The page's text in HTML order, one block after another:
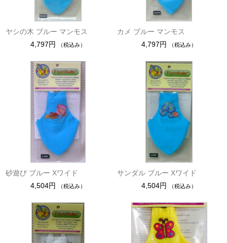
ヤシの木 ブルー マンモス
4,797円
（税込み）
カメ ブルー マンモス
4,797円
（税込み）
砂遊び ブルー Xワイド
4,504円
（税込み）
サンダル ブルー Xワイド
4,504円
（税込み）